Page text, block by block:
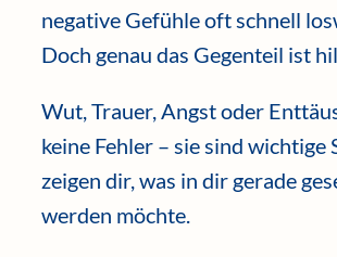
negative Gefühle oft schnell
Doch genau das Gegenteil ist
Wut, Trauer, Angst oder
keine Fehler – sie sind wichtige
zeigen dir, was in dir gerade
werden möchte.